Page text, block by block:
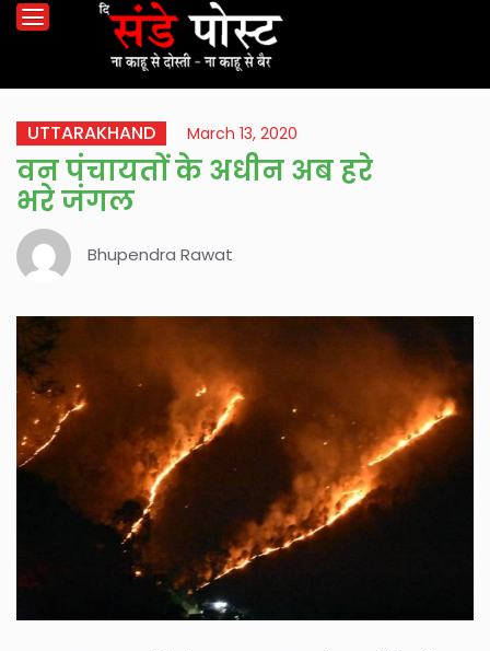
UTTARAKHAND March 13, 2020
वन पंचायतों के अधीन अब हरे
भरे जंगल
Bhupendra Rawat